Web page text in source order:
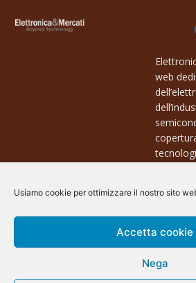
Usiamo cookie per ottimizzare il nostro sito
Accetta cookie
Nega
web
Contatti: